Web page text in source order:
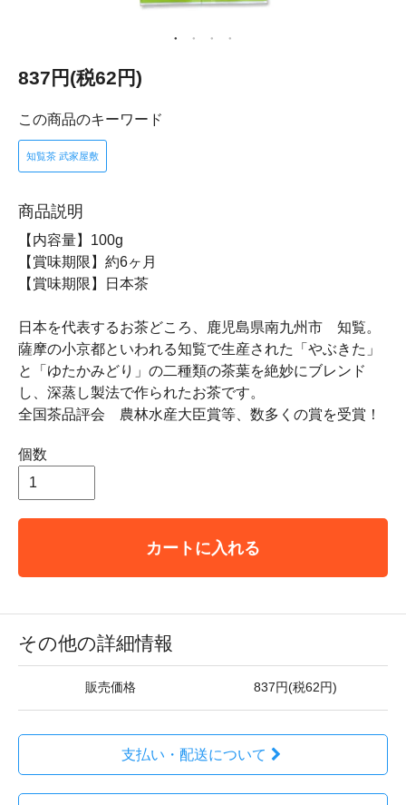
837円(税62円)
この商品のキーワード
知覧茶 武家屋敷
商品説明
【内容量】100g
【賞味期限】約6ヶ月
【賞味期限】日本茶
日本を代表するお茶どころ、鹿児島県南九州市 知覧。
薩摩の小京都といわれる知覧で生産された「やぶきた」
と「ゆたかみどり」の二種類の茶葉を絶妙にブレンド
し、深蒸し製法で作られたお茶です。
全国茶品評会 農林水産大臣賞等、数多くの賞を受賞！
個数
カートに入れる
その他の詳細情報
販売価格 837円(税62円)
支払い・配送について